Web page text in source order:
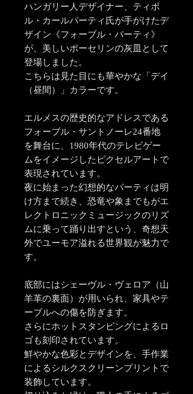
ハンガリー人デザイナー、ティボ
ル・カールパーティ氏が手がけたデ
ザイン《フォーブル・パーティ》
が、美しいポーセリンの灰皿として
登場しました。
こちらは見た目にも華やかな「デイ
（昼間）」カラーです。
エルメスの歴史的なアドレスである
フォーブル・サントノーレ24番地
を舞台に、1980年代のテレビゲー
ムをイメージしたピクセルアートで
表現されています。
夜に始まった幻想的なパーティは明
け方まで続き、恐竜や象までもがエ
レクトロニックミュージックのリズ
ムに乗って踊り出すという、奇想天
外でユーモア溢れる世界観が魅力で
す。
底部にはシェーヴル・ヴェロア（山
羊革の裏面）が用いられ、家具やテ
ーブルへの傷を防ぎます。
さらにホットスタンピングによるロ
ゴも刻印されています。
鮮やかな色彩とデザインを、手作業
によるシルクスクリーンプリントで
装飾しています。